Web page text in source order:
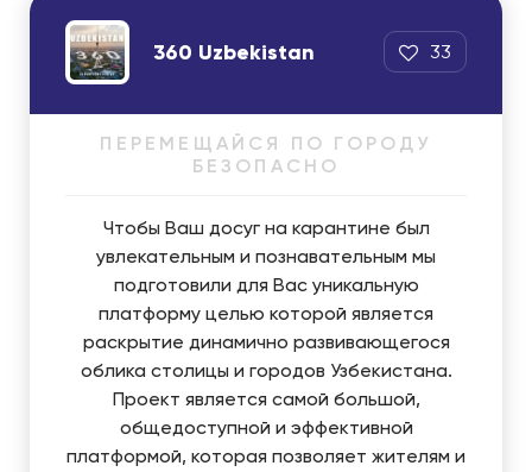
360 Uzbekistan 33
ПЕРЕМЕЩАЙСЯ ПО ГОРОДУ
БЕЗОПАСНО
Чтобы Ваш досуг на карантине был
увлекательным и познавательным мы
подготовили для Вас уникальную
платформу целью которой является
раскрытие динамично развивающегося
облика столицы и городов Узбекистана.
Проект является самой большой,
общедоступной и эффективной
платформой, которая позволяет жителям и